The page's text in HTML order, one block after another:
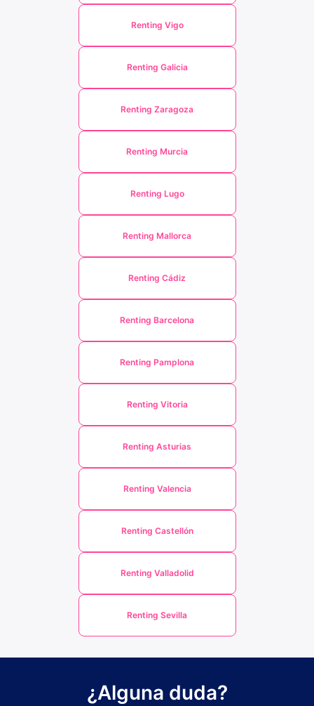
Renting Vigo
Renting Galicia
Renting Zaragoza
Renting Murcia
Renting Lugo
Renting Mallorca
Renting Cádiz
Renting Barcelona
Renting Pamplona
Renting Vitoria
Renting Asturias
Renting Valencia
Renting Castellón
Renting Valladolid
Renting Sevilla
¿Alguna duda?